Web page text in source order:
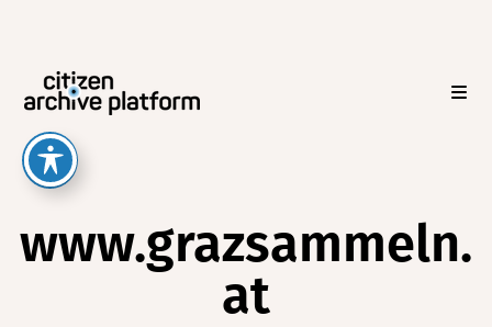
www.grazsammeln.
at